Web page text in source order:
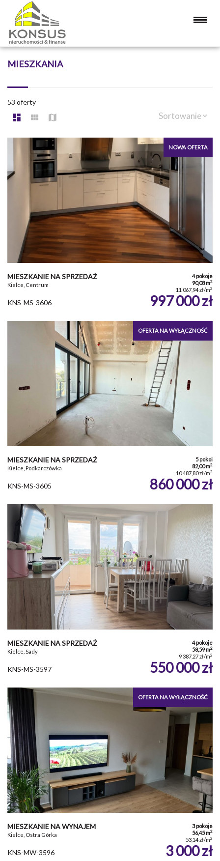
MIESZKANIA
53 oferty
Sortowanie
NOWA OFERTA
MIESZKANIE NA SPRZEDAŻ
Kielce, Centrum
4 pokoje
90,08 m2
11 067,94 zł/m2
KNS-MS-3606 997 000 zł
OFERTA NA WYŁĄCZNOŚĆ
MIESZKANIE NA SPRZEDAŻ
Kielce, Podkarczówka
5 pokoi
82,00 m2
10 487,80 zł/m2
KNS-MS-3605 860 000 zł
MIESZKANIE NA SPRZEDAŻ
Kielce, Sady
4 pokoje
58,59 m2
9 387,27 zł/m2
KNS-MS-3597 550 000 zł
OFERTA NA WYŁĄCZNOŚĆ
MIESZKANIE NA WYNAJEM
Kielce, Ostra Górka
3 pokoje
56,45 m2
53,14 zł/m2
KNS-MW-3596 3 000 zł